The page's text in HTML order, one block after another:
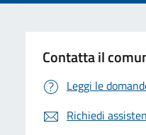
Contatta il
Leggi le
Richiedi